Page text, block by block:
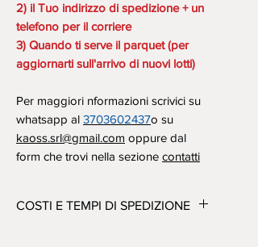
2) il Tuo indirizzo di spedizione + un
telefono per il corriere
3) Quando ti serve il parquet (per
aggiornarti sull'arrivo di nuovi lotti)
Per maggiori nformazioni scrivici su
whatsapp al 3703602437o su
kaoss.srl@gmail.com oppure dal
form che trovi nella sezione contatti
COSTI E TEMPI DI SPEDIZIONE